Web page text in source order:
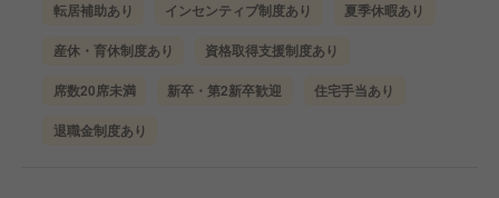
転居補助あり インセンティブ制度あり 夏季休暇あり
産休・育休制度あり 資格取得支援制度あり
席数20席未満 新卒・第2新卒歓迎 住宅手当あり
退職金制度あり